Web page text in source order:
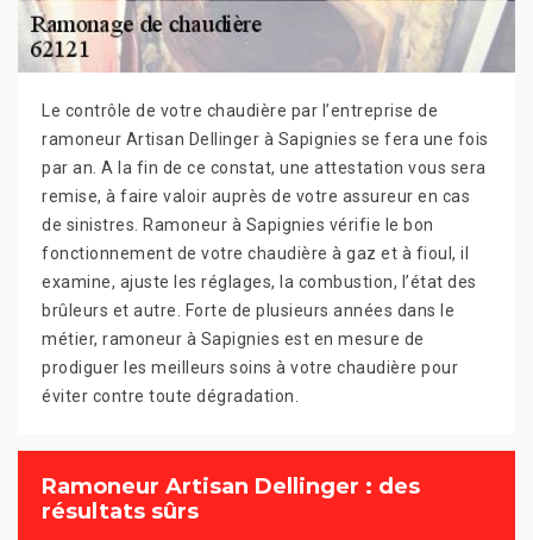
Le contrôle de votre chaudière par l’entreprise de
ramoneur Artisan Dellinger à Sapignies se fera une fois
par an. A la fin de ce constat, une attestation vous sera
remise, à faire valoir auprès de votre assureur en cas
de sinistres. Ramoneur à Sapignies vérifie le bon
fonctionnement de votre chaudière à gaz et à fioul, il
examine, ajuste les réglages, la combustion, l’état des
brûleurs et autre. Forte de plusieurs années dans le
métier, ramoneur à Sapignies est en mesure de
prodiguer les meilleurs soins à votre chaudière pour
éviter contre toute dégradation.
Ramoneur Artisan Dellinger : des
résultats sûrs